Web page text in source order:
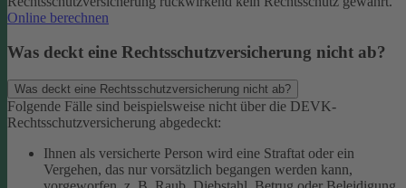
Online berechnen
Was deckt eine Rechtsschutzversicherung nicht ab?
Was deckt eine Rechtsschutzversicherung nicht ab?
Folgende Fälle sind beispielsweise nicht über die DEVK-
Rechtsschutzversicherung abgedeckt:
Ihnen als versicherte Person wird eine Straftat oder ein
Vergehen, das nur vorsätzlich begangen werden kann,